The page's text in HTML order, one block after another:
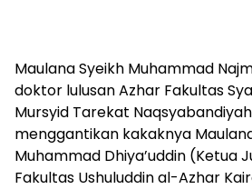
Maulana Syeikh Muhammad
doktor lulusan Azhar Fakultas
Mursyid Tarekat
menggantikan kakaknya
Muhammad Dhiya’uddin (Ketua
Fakultas Ushuluddin al-Azhar